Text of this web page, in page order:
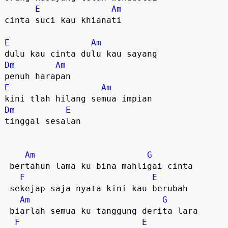
E
Am
cinta suci kau khianati
E
Am
Dm
Am
E
Am
Dm
E
tinggal sesalan
Am
G
F
E
Am
G
F
E